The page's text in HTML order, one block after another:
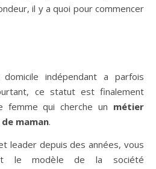
il y a quoi pour commencer
indépendant a parfois
ce statut est finalement
femme qui cherche un métier
maman.
leader depuis des années, vous
le modèle de la société